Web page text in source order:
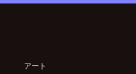
アート